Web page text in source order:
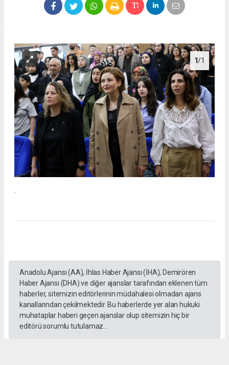
1/1
.
Anadolu Ajansı (AA), İhlas Haber Ajansı (İHA), Demirören
Haber Ajansı (DHA) ve diğer ajanslar tarafından eklenen tüm
haberler, sitemizin editörlerinin müdahalesi olmadan ajans
kanallarından çekilmektedir. Bu haberlerde yer alan hukuki
muhataplar haberi geçen ajanslar olup sitemizin hiç bir
editörü sorumlu tutulamaz...